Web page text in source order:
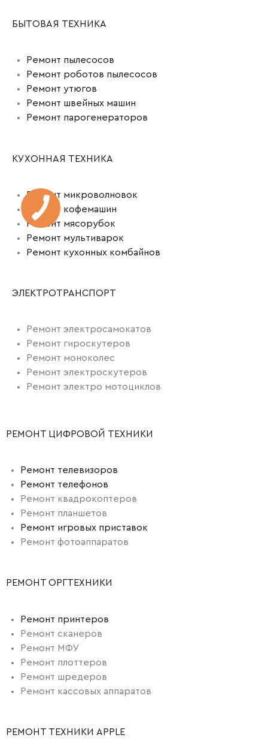
БЫТОВАЯ ТЕХНИКА
Ремонт пылесосов
Ремонт роботов пылесосов
Ремонт утюгов
Ремонт швейных машин
Ремонт парогенераторов
КУХОННАЯ ТЕХНИКА
Ремонт микроволновок
Ремонт кофемашин
Ремонт мясорубок
Ремонт мультиварок
Ремонт кухонных комбайнов
ЭЛЕКТРОТРАНСПОРТ
Ремонт электросамокатов
Ремонт гироскутеров
Ремонт моноколес
Ремонт электроскутеров
Ремонт электро мотоциклов
РЕМОНТ ЦИФРОВОЙ ТЕХНИКИ
Ремонт телевизоров
Ремонт телефонов
Ремонт квадрокоптеров
Ремонт планшетов
Ремонт игровых приставок
Ремонт фотоаппаратов
РЕМОНТ ОРГТЕХНИКИ
Ремонт принтеров
Ремонт сканеров
Ремонт МФУ
Ремонт плоттеров
Ремонт шредеров
Ремонт кассовых аппаратов
РЕМОНТ ТЕХНИКИ APPLE